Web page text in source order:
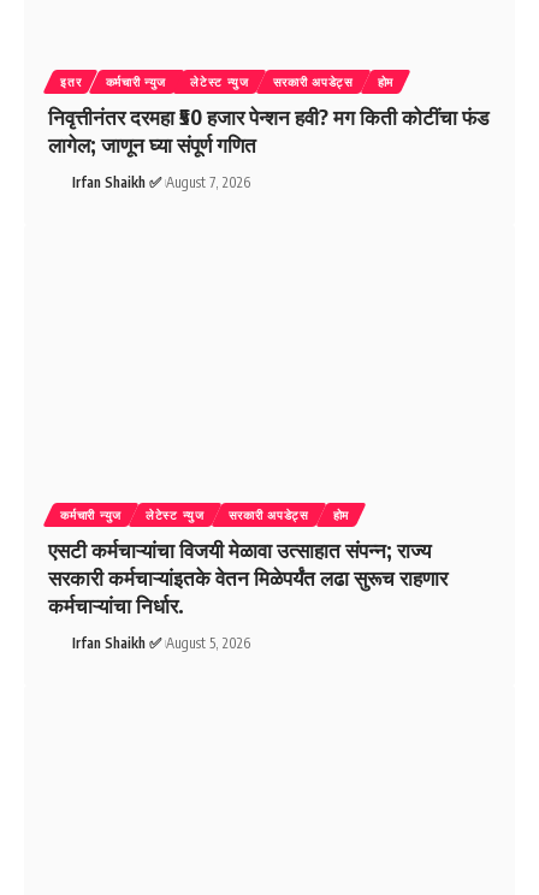
इतर कर्मचारी न्युज लेटेस्ट न्युज सरकारी अपडेट्स होम
निवृत्तीनंतर दरमहा ₹50 हजार पेन्शन हवी? मग किती कोटींचा फंड
लागेल; जाणून घ्या संपूर्ण गणित
Irfan Shaikh ✅ August 7, 2026
कर्मचारी न्युज लेटेस्ट न्युज सरकारी अपडेट्स होम
एसटी कर्मचाऱ्यांचा विजयी मेळावा उत्साहात संपन्न; राज्य
सरकारी कर्मचाऱ्यांइतके वेतन मिळेपर्यंत लढा सुरूच राहणार
कर्मचाऱ्यांचा निर्धार.
Irfan Shaikh ✅ August 5, 2026